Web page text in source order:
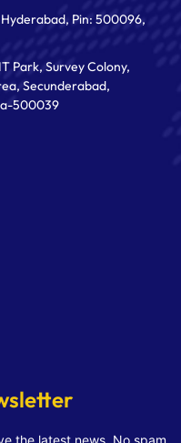
Pin: 500096,
Park, Survey Colony,
Secunderabad,
500039
the latest news. No spam.